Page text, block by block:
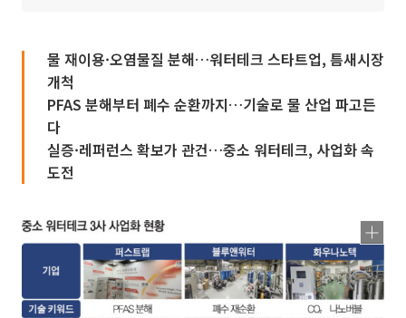
물 재이용·오염물질 분해…워터테크 스타트업, 틈새시장
개척
PFAS 분해부터 폐수 순환까지…기술로 물 산업 파고든
다
실증·레퍼런스 확보가 관건…중소 워터테크, 사업화 속
도전